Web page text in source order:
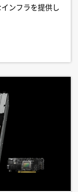
ンフラを提供し